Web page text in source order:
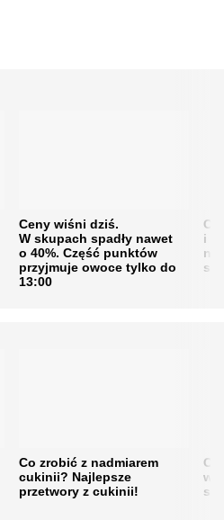
Ceny wiśni dziś.
W skupach spadły nawet
o 40%. Część punktów
przyjmuje owoce tylko do
13:00
i
Co zrobić z nadmiarem
cukinii? Najlepsze
przetwory z cukinii!
w